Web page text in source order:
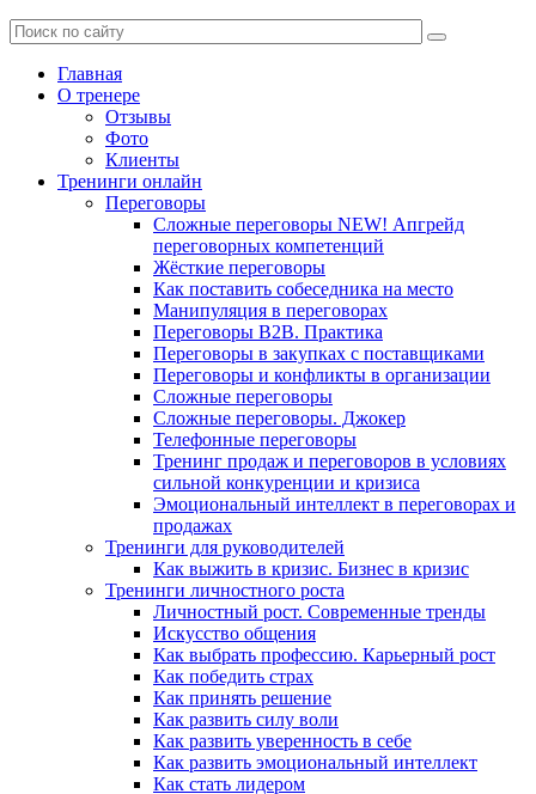
Главная
О тренере
Отзывы
Фото
Клиенты
Тренинги онлайн
Переговоры
Сложные переговоры NEW! Апгрейд
переговорных компетенций
Жёсткие переговоры
Как поставить собеседника на место
Манипуляция в переговорах
Переговоры B2B. Практика
Переговоры в закупках с поставщиками
Переговоры и конфликты в организации
Сложные переговоры
Сложные переговоры. Джокер
Телефонные переговоры
Тренинг продаж и переговоров в условиях
сильной конкуренции и кризиса
Эмоциональный интеллект в переговорах и
продажах
Тренинги для руководителей
Как выжить в кризис. Бизнес в кризис
Тренинги личностного роста
Личностный рост. Современные тренды
Искусство общения
Как выбрать профессию. Карьерный рост
Как победить страх
Как принять решение
Как развить силу воли
Как развить уверенность в себе
Как развить эмоциональный интеллект
Как стать лидером